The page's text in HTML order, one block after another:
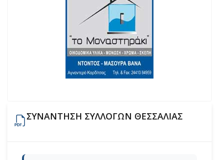
ΣΥΝΑΝΤΗΣΗ ΣΥΛΛΟΓΩΝ ΘΕΣΣΑΛΙΑΣ